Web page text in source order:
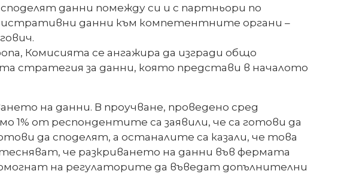
данни помежду си и с партньори по
данни към компетентните органи –
Комисията се ангажира да изгради общо
стратегия за данни, която представи в началото
на данни. В проучване, проведено сред
от респондентите са заявили, че са готови да
да споделят, а останалите са казали, че това
че разкриването на данни във фермата
на регулаторите да въведат допълнителни